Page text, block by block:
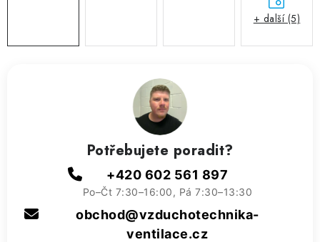
+ další (5)
Potřebujete poradit?
+420 602 561 897
Po–Čt 7:30–16:00, Pá 7:30–13:30
obchod@vzduchotechnika-
ventilace.cz